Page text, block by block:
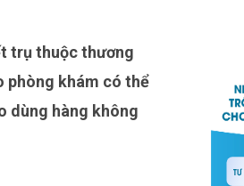
phòng khám có thể
dùng hàng không